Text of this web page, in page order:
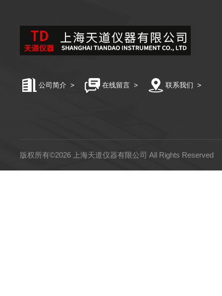
公司简介 > 在线留言 > 联系我们 >
版权所有©2026 上海天道仪器有限公司 All Rights Reserved